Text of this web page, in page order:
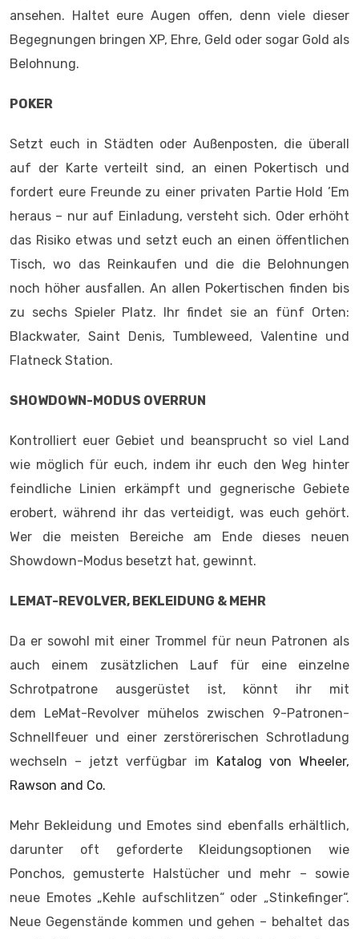
ansehen. Haltet eure Augen offen, denn viele dieser
Begegnungen bringen XP, Ehre, Geld oder sogar Gold als
Belohnung.
POKER
Setzt euch in Städten oder Außenposten, die überall
auf der Karte verteilt sind, an einen Pokertisch und
fordert eure Freunde zu einer privaten Partie Hold ’Em
heraus – nur auf Einladung, versteht sich. Oder erhöht
das Risiko etwas und setzt euch an einen öffentlichen
Tisch, wo das Reinkaufen und die die Belohnungen
noch höher ausfallen. An allen Pokertischen finden bis
zu sechs Spieler Platz. Ihr findet sie an fünf Orten:
Blackwater, Saint Denis, Tumbleweed, Valentine und
Flatneck Station.
SHOWDOWN-MODUS OVERRUN
Kontrolliert euer Gebiet und beansprucht so viel Land
wie möglich für euch, indem ihr euch den Weg hinter
feindliche Linien erkämpft und gegnerische Gebiete
erobert, während ihr das verteidigt, was euch gehört.
Wer die meisten Bereiche am Ende dieses neuen
Showdown-Modus besetzt hat, gewinnt.
LEMAT-REVOLVER, BEKLEIDUNG & MEHR
Da er sowohl mit einer Trommel für neun Patronen als
auch einem zusätzlichen Lauf für eine einzelne
Schrotpatrone ausgerüstet ist, könnt ihr mit
dem LeMat-Revolver mühelos zwischen 9-Patronen-
Schnellfeuer und einer zerstörerischen Schrotladung
wechseln – jetzt verfügbar im Katalog von Wheeler,
Rawson and Co.
Mehr Bekleidung und Emotes sind ebenfalls erhältlich,
darunter oft geforderte Kleidungsoptionen wie
Ponchos, gemusterte Halstücher und mehr – sowie
neue Emotes „Kehle aufschlitzen“ oder „Stinkefinger“.
Neue Gegenstände kommen und gehen – behaltet das